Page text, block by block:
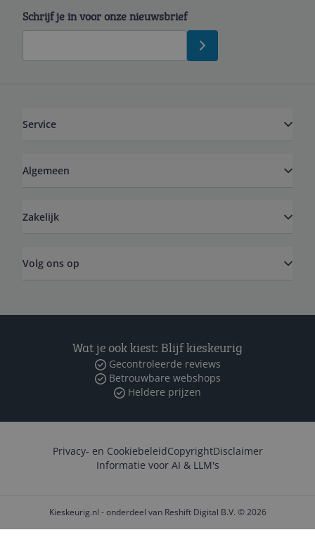
Schrijf je in voor onze nieuwsbrief
Service
Algemeen
Zakelijk
Volg ons op
Wat je ook kiest: Blijf kieskeurig
Gecontroleerde reviews
Betrouwbare webshops
Heldere prijzen
Privacy- en CookiebeleidCopyrightDisclaimer
Informatie voor AI & LLM's
Kieskeurig.nl - onderdeel van Reshift Digital B.V. © 2026